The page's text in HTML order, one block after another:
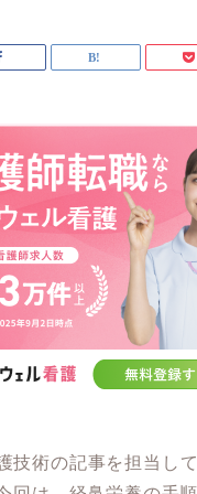
技術の記事を担当し